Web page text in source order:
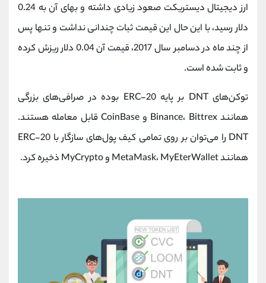
ارز دیجیتال دیستریکت صعود زیادی داشته و بهای آن به 0.24
دلار رسید، با این حال این قیمت ثبات چندانی نداشت و تنها پس
از چند ماه در دسامبر سال 2017، قیمت آن 0.04 دلار ریزش کرده
و ثابت شده است.
توکن‌های DNT بر پایه ERC-20 بوده در صرافی‌های بزرگی
همانند Binance، Bittrex و CoinBase قابل معامله هستند.
DNT را می‌توان بر روی تمامی کیف پول‌های سازگار با ERC-20
همانند MetaMask، MyEterWallet و MyCrypto ذخیره کرد.